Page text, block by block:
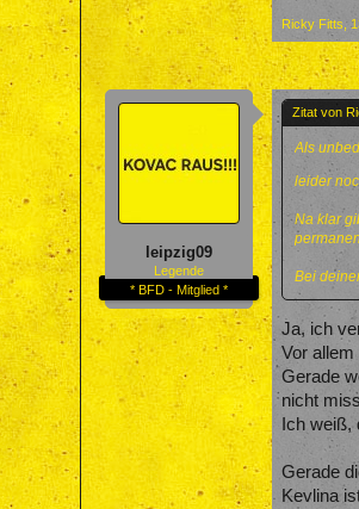
Ricky Fitts ,
leipzig09
Legende
* BFD - Mitglied *
Zitat von
Als
leider
Na klar
Bei
Ja, ich
Vor
Gerade
nicht
Ich
Gerade
Kevlina